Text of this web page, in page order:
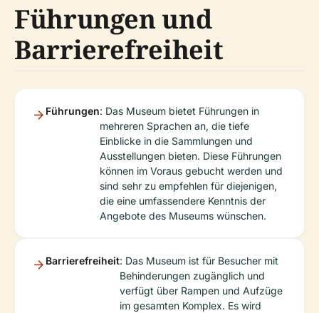
Führungen und
Barrierefreiheit
Führungen: Das Museum bietet Führungen in
mehreren Sprachen an, die tiefe
Einblicke in die Sammlungen und
Ausstellungen bieten. Diese Führungen
können im Voraus gebucht werden und
sind sehr zu empfehlen für diejenigen,
die eine umfassendere Kenntnis der
Angebote des Museums wünschen.
Barrierefreiheit: Das Museum ist für Besucher mit
Behinderungen zugänglich und
verfügt über Rampen und Aufzüge
im gesamten Komplex. Es wird